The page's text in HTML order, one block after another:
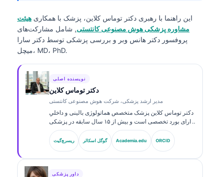
این راهنما با رهبری دکتر توماس کلاین، پزشک با همکاری هیئت
مشاوره پزشکی هوش مصنوعی کانتستی, شامل مشارکت‌های
پروفسور دکتر هانس وبر و بررسی پزشکی توسط دکتر سارا
میچل، MD، PhD.
نویسنده اصلی
دکتر توماس کلاین
مدیر ارشد پزشکی، شرکت هوش مصنوعی کانتستی
دکتر توماس کلاین پزشک متخصص هماتولوژی بالینی و داخلیِ
دارای بورد تخصصی است و بیش از ۱۵ سال سابقه در پزشکی
آزمایشگاهی و تحلیل‌های بالینیِ مبتنی بر هوش مصنوعی دارد.
ایشان به‌عنوان مدیر ارشد پزشکی در Kantesti AI، نظارت
بالینی بر صحت پزشکی شبکه عصبی اختصاصی را فراهم
ریسرچ‌گیت گوگل اسکالر Academia.edu ORCID
داور پزشکی